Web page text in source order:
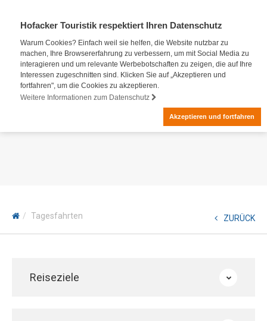
Hofacker Touristik respektiert Ihren Datenschutz
Warum Cookies? Einfach weil sie helfen, die Website nutzbar zu
machen, Ihre Browsererfahrung zu verbessern, um mit Social Media zu
interagieren und um relevante Werbebotschaften zu zeigen, die auf Ihre
Interessen zugeschnitten sind. Klicken Sie auf „Akzeptieren und
fortfahren", um die Cookies zu akzeptieren.
Weitere Informationen zum Datenschutz
Akzeptieren und fortfahren
Tagesfahrten ZURÜCK
Reiseziele